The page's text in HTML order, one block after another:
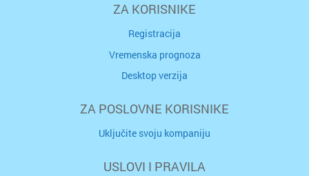
ZA KORISNIKE
Registracija
Vremenska prognoza
Desktop verzija
ZA POSLOVNE KORISNIKE
Uključite svoju kompaniju
USLOVI I PRAVILA